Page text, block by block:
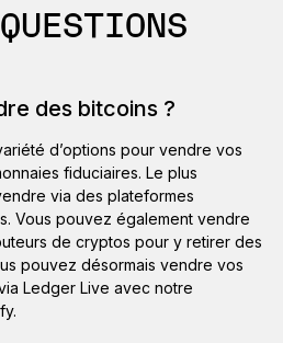
des bitcoins ?
d’options pour vendre vos
fiduciaires. Le plus
via des plateformes
Vous pouvez également vendre
de cryptos pour y retirer des
pouvez désormais vendre vos
Ledger Live avec notre